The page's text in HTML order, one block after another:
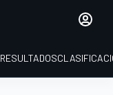
RESULTADOS